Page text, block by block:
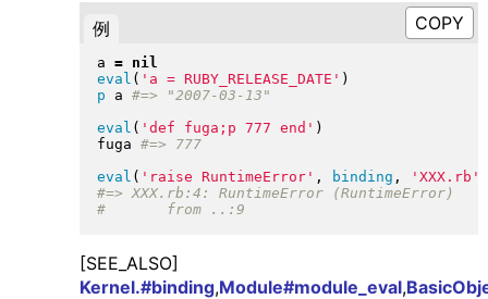
例
a =
nil
eval ( 'a = RUBY_RELEASE_DATE' )
p a
eval ( 'def fuga;p 777 end' )
fuga
#=> 777
eval ( 'raise RuntimeError' , binding , 'XXX.rb'
[SEE_ALSO]
Kernel.#binding,Module#module_eval,